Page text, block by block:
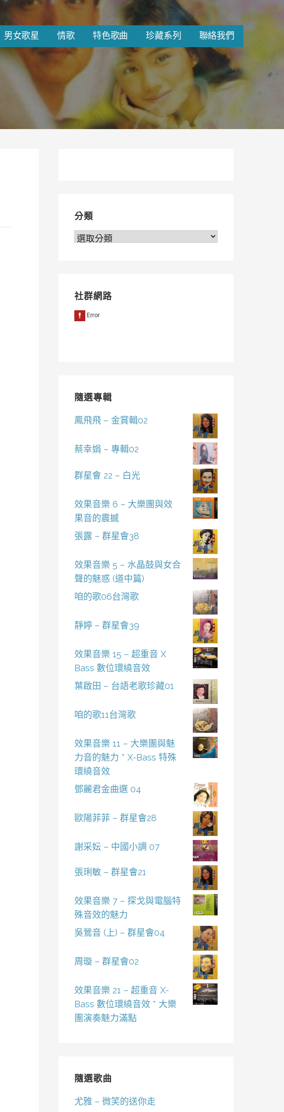
男女歌星 情歌 特色歌曲 珍藏系列 聯絡我們
分類
分
社群網路
隨選專輯
鳳飛飛 – 金賞輯02
蔡幸娟 – 專輯02
群星會 22 – 白光
效果音樂 6 – 大樂團與效
果音的震撼
張露 – 群星會38
效果音樂 5 – 水晶鼓與女合
聲的魅惑 (道中篇)
咱的歌06台灣歌
靜婷 – 群星會39
效果音樂 15 – 超重音 X
Bass 數位環繞音效
葉啟田 – 台語老歌珍藏01
咱的歌11台灣歌
效果音樂 11 – 大樂團與魅
力音的魅力 * X-Bass 特殊
環繞音效
鄧麗君金曲選 04
歐陽菲菲 – 群星會28
謝采妘 – 中國小調 07
張琍敏 – 群星會21
效果音樂 7 – 探戈與電腦特
殊音效的魅力
吳鶯音 (上) – 群星會04
周璇 – 群星會02
效果音樂 21 – 超重音 X-
Bass 數位環繞音效 * 大樂
團演奏魅力滿點
隨選歌曲
尤雅 – 微笑的送你走